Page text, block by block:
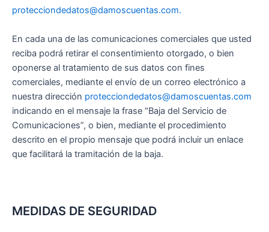
protecciondedatos@damoscuentas.com.
En cada una de las comunicaciones comerciales que usted
reciba podrá retirar el consentimiento otorgado, o bien
oponerse al tratamiento de sus datos con fines
comerciales, mediante el envío de un correo electrónico a
nuestra dirección protecciondedatos@damoscuentas.com
indicando en el mensaje la frase “Baja del Servicio de
Comunicaciones”, o bien, mediante el procedimiento
descrito en el propio mensaje que podrá incluir un enlace
que facilitará la tramitación de la baja.
MEDIDAS DE SEGURIDAD